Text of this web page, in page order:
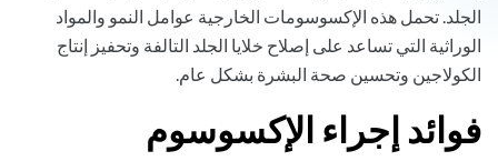
الجلد. تحمل هذه الإكسوسومات الخارجية عوامل النمو والمواد
الوراثية التي تساعد على إصلاح خلايا الجلد التالفة وتحفيز إنتاج
الكولاجين وتحسين صحة البشرة بشكل عام.
فوائد إجراء الإكسوسوم